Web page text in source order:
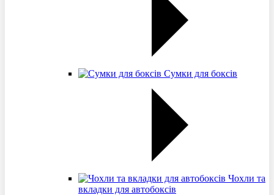
Сумки для боксів
Чохли та
вкладки для автобоксів